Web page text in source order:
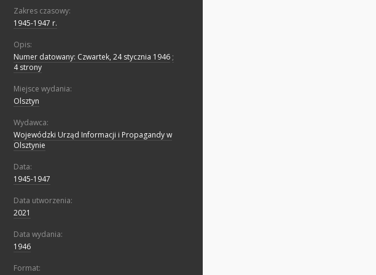
Zakres czasowy:
1945-1947 r.
Opis:
Numer datowany: Czwartek, 24 stycznia 1946 ;
4 strony
Miejsce wydania:
Olsztyn
Wydawca:
Wojewódzki Urząd Informacji i Propagandy w
Olsztynie
Data:
1945-1947
Data utworzenia:
2021
Data wydania:
1946
Format: